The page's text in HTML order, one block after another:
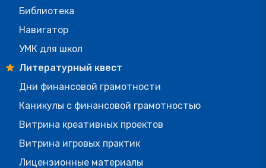
Библиотека
Навигатор
УМК для школ
Литературный квест
Дни финансовой грамотности
Каникулы с финансовой грамотностью
Витрина креативных проектов
Витрина игровых практик
Лицензионные материалы